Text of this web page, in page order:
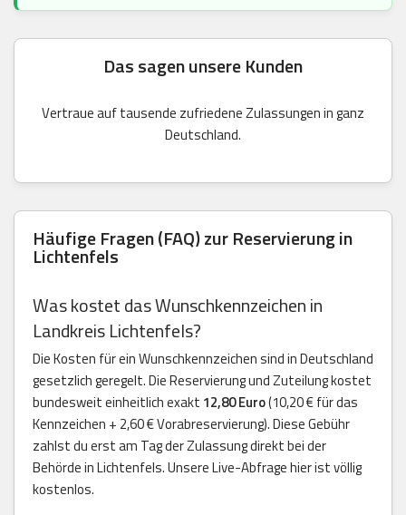
Das sagen unsere Kunden
Vertraue auf tausende zufriedene Zulassungen in ganz
Deutschland.
Häufige Fragen (FAQ) zur Reservierung in
Lichtenfels
Was kostet das Wunschkennzeichen in
Landkreis Lichtenfels?
Die Kosten für ein Wunschkennzeichen sind in Deutschland
gesetzlich geregelt. Die Reservierung und Zuteilung kostet
bundesweit einheitlich exakt 12,80 Euro(10,20 € für das
Kennzeichen + 2,60 € Vorabreservierung). Diese Gebühr
zahlst du erst am Tag der Zulassung direkt bei der
Behörde in Lichtenfels. Unsere Live-Abfrage hier ist völlig
kostenlos.